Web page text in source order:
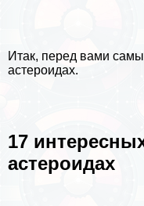
Итак, перед вами
астероидах.
17
астероидах